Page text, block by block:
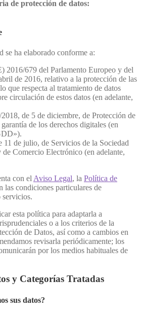
de protección de datos:
se ha elaborado conforme a:
2016/679 del Parlamento Europeo y del
de 2016, relativo a la protección de las
que respecta al tratamiento de datos
circulación de estos datos (en adelante,
de 5 de diciembre, de Protección de
de los derechos digitales (en
de julio, de Servicios de la Sociedad
Comercio Electrónico (en adelante,
con el Aviso Legal, la Política de
las condiciones particulares de
servicios.
esta política para adaptarla a
o a los criterios de la
de Datos, así como a cambios en
revisarla periódicamente; los
por los medios habituales de
y Categorías Tratadas
sus datos?